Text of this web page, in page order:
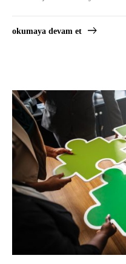
okumaya devam et